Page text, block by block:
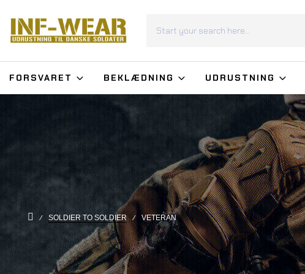
FORSVARET BEKLÆDNING UDRUSTNING
SOLDIER TO SOLDIER VETERAN